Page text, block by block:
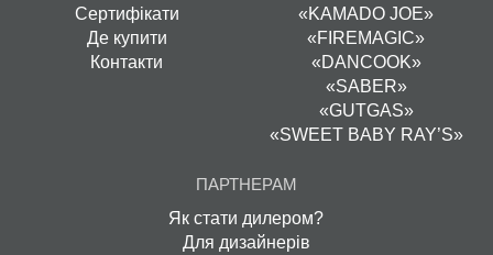
Сертифікати
Де купити
Контакти
«KAMADO JOE»
«FIREMAGIC»
«DANCOOK»
«SABER»
«GUTGAS»
«SWEET BABY RAY’S»
ПАРТНЕРАМ
Як стати дилером?
Для дизайнерів